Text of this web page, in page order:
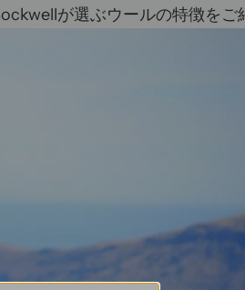
が選ぶウールの特徴をご